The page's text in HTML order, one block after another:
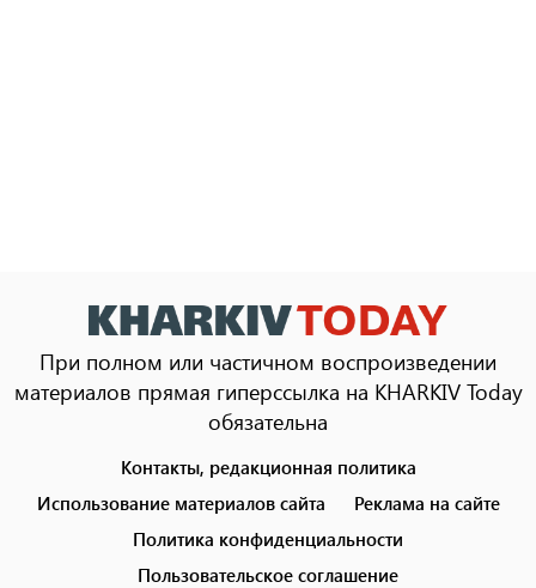
При полном или частичном воспроизведении
материалов прямая гиперссылка на KHARKIV Today
обязательна
menu
Контакты, редакционная политика
Использование материалов сайта
Реклама на сайте
Политика конфиденциальности
Пользовательское соглашение